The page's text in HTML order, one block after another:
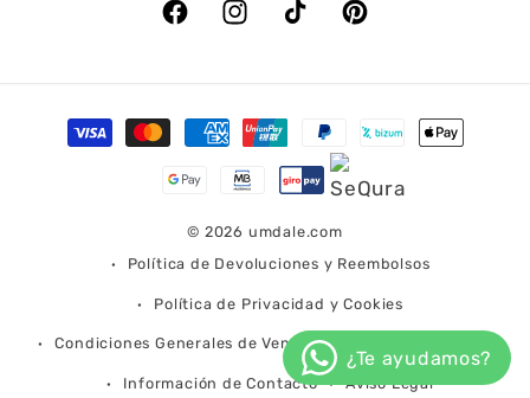
FacebookInstagramTikTok Pinterest
Formas
de
© 2026 umdale.com
Política de Devoluciones y Reembolsos
Política de Privacidad y Cookies
Condiciones Generales de Venta Condiciones de Envío
Información de Contacto Aviso Legal